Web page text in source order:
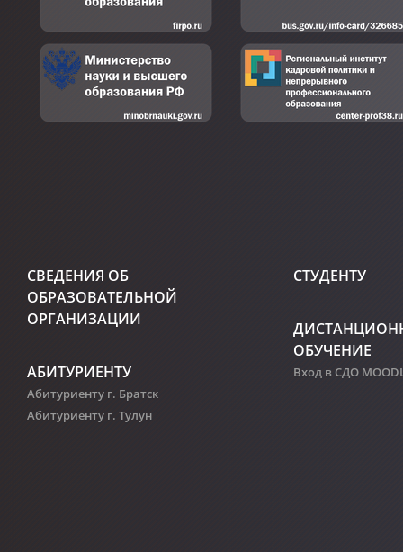
СВЕДЕНИЯ ОБ
ОБРАЗОВАТЕЛЬНОЙ
ОРГАНИЗАЦИИ
АБИТУРИЕНТУ
Абитуриенту г. Братск
Абитуриенту г. Тулун
СТУДЕНТУ
ОБУЧЕНИЕ
Вход в СДО